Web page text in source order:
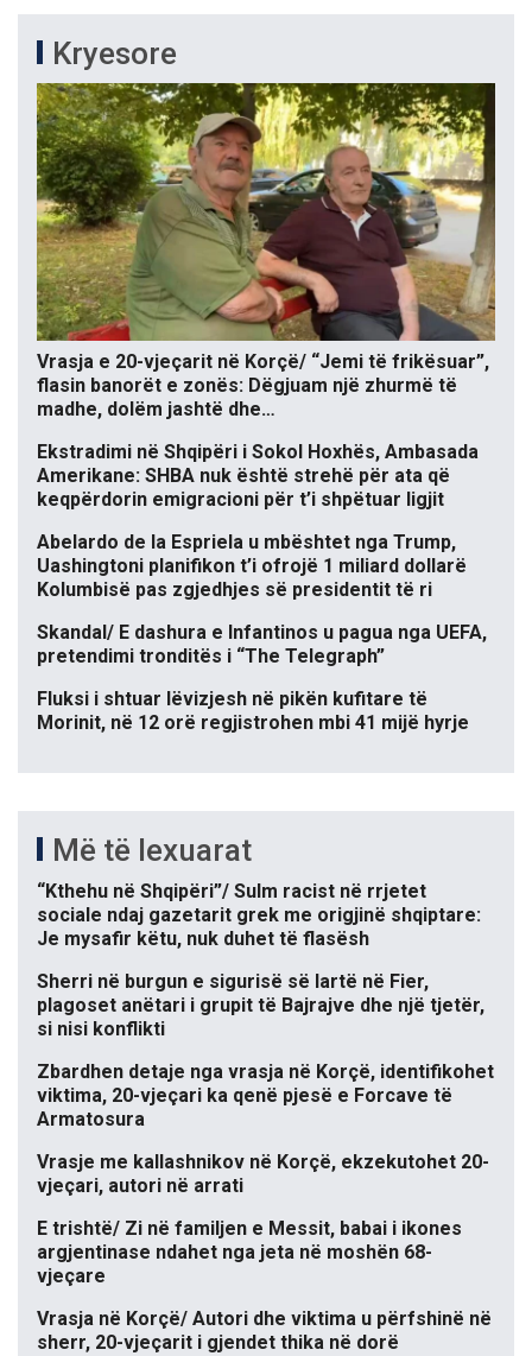
Kryesore
Vrasja e 20-vjeçarit në Korçë/ “Jemi të frikësuar”,
flasin banorët e zonës: Dëgjuam një zhurmë të
madhe, dolëm jashtë dhe…
Ekstradimi në Shqipëri i Sokol Hoxhës, Ambasada
Amerikane: SHBA nuk është strehë për ata që
keqpërdorin emigracioni për t’i shpëtuar ligjit
Abelardo de la Espriela u mbështet nga Trump,
Uashingtoni planifikon t’i ofrojë 1 miliard dollarë
Kolumbisë pas zgjedhjes së presidentit të ri
Skandal/ E dashura e Infantinos u pagua nga UEFA,
pretendimi tronditës i “The Telegraph”
Fluksi i shtuar lëvizjesh në pikën kufitare të
Morinit, në 12 orë regjistrohen mbi 41 mijë hyrje
Më të lexuarat
“Kthehu në Shqipëri”/ Sulm racist në rrjetet
sociale ndaj gazetarit grek me origjinë shqiptare:
Je mysafir këtu, nuk duhet të flasësh
Sherri në burgun e sigurisë së lartë në Fier,
plagoset anëtari i grupit të Bajrajve dhe një tjetër,
si nisi konflikti
Zbardhen detaje nga vrasja në Korçë, identifikohet
viktima, 20-vjeçari ka qenë pjesë e Forcave të
Armatosura
Vrasje me kallashnikov në Korçë, ekzekutohet 20-
vjeçari, autori në arrati
E trishtë/ Zi në familjen e Messit, babai i ikones
argjentinase ndahet nga jeta në moshën 68-
vjeçare
Vrasja në Korçë/ Autori dhe viktima u përfshinë në
sherr, 20-vjeçarit i gjendet thika në dorë